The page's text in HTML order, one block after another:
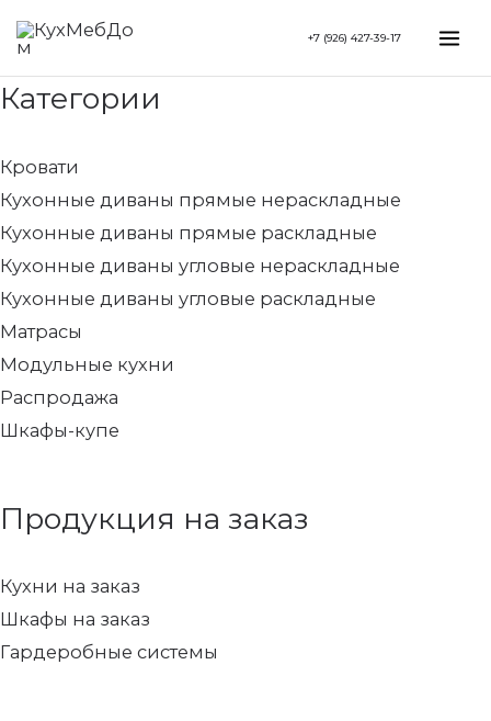
Перейти
содержимому
+7 (926) 427-39-17
Категории
Кровати
Кухонные диваны прямые нераскладные
Кухонные диваны прямые раскладные
Кухонные диваны угловые нераскладные
Кухонные диваны угловые раскладные
Матрасы
Модульные кухни
Распродажа
Шкафы-купе
Продукция на заказ
Кухни на заказ
Шкафы на заказ
Гардеробные системы
Минимальная
цена
цена
Search...